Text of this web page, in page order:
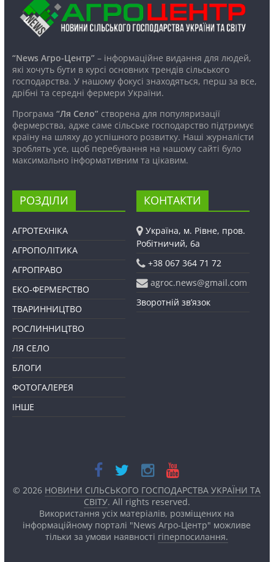
“News Агро-Центр”– інформаційне видання для людей,
які хочуть бути в курсі основних трендів сільського
господарства. У нашому фокусі знаходяться, перш за все,
дрібні та середні фермери України.
Програма “Ля Село”створена для популяризації
фермерства, адже саме сільське господарство підтримує
країну на шляху до успішного розвитку. Наші журналісти
зроблять усе, щоб перебування на нашому сайті було
максимально інформативним та цікавим.
РОЗДІЛИ
АГРОТЕХНІКА
АГРОПОЛІТИКА
АГРОПРАВО
ЕКО-ФЕРМЕРСТВО
ТВАРИННИЦТВО
РОСЛИННИЦТВО
ЛЯ СЕЛО
БЛОГИ
ФОТОГАЛЕРЕЯ
ІНШЕ
КОНТАКТИ
Україна, м. Рівне, пров.
Робітничий, 6а
+38 067 364 71 72
agroc.news@gmail.com
Зворотній зв’язок
© 2026 НОВИНИ СІЛЬСЬКОГО ГОСПОДАРСТВА УКРАЇНИ ТА
СВІТУ. All rights reserved.
Використання усіх матеріалів, розміщених на
інформаційному порталі "News Агро-Центр" можливе
тільки за умови наявності гіперпосилання.